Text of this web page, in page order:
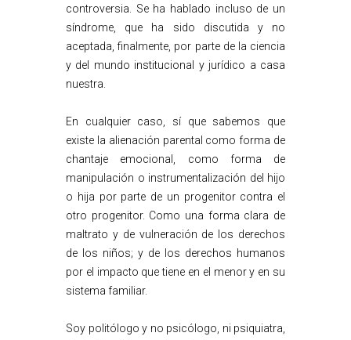
controversia. Se ha hablado incluso de un
síndrome, que ha sido discutida y no
aceptada, finalmente, por parte de la ciencia
y del mundo institucional y jurídico a casa
nuestra.
En cualquier caso, sí que sabemos que
existe la alienación parental como forma de
chantaje emocional, como forma de
manipulación o instrumentalización del hijo
o hija por parte de un progenitor contra el
otro progenitor. Como una forma clara de
maltrato y de vulneración de los derechos
de los niños; y de los derechos humanos
por el impacto que tiene en el menor y en su
sistema familiar.
Soy politólogo y no psicólogo, ni psiquiatra,